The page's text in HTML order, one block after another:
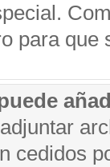
para que
cedidos